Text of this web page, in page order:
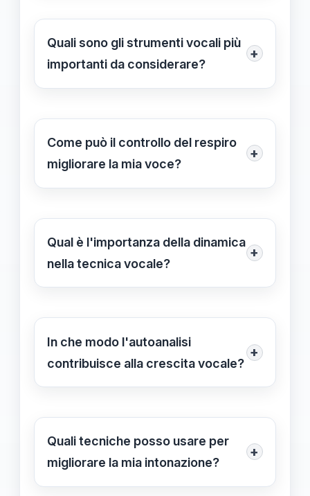
artista sviluppa per esprimere la
propria unicità attraverso la voce,
Quali sono gli strumenti vocali più
importanti da considerare?
+
Gli strumenti vocali più importanti
respirazione, la gestione delle
dinamiche vocali, e lo sviluppo di
Come può il controllo del respiro
migliorare la mia voce?
+
Il controllo del respiro è fondamentale
stabilità e chiarezza nel suono,
contribuendo a una performance
Qual è l'importanza della dinamica
nella tecnica vocale?
+
La dinamica consente di variare il
creando una maggiore espressività e
aiutando a trasmettere emozioni
In che modo l'autoanalisi
contribuisce alla crescita vocale?
+
L'autoanalisi, attraverso la
performance, permette di identificare
i punti di forza e le aree di
Quali tecniche posso usare per
migliorare la mia intonazione?
+
Esercizi di scala, cantare insieme a